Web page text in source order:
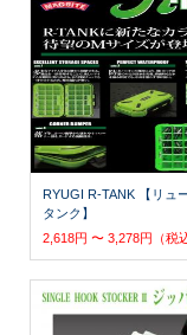
RYUGI R-TANK 【リ
タンク】
2,618円 〜 3,278円（税